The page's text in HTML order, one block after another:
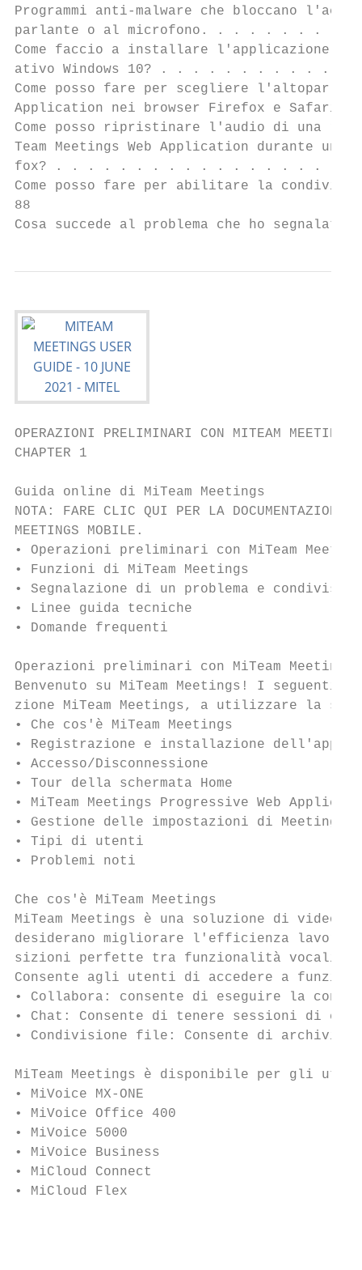
Programmi anti-malware che bloccano
parlante o al microfono. . . . . . .
Come faccio a installare l'applicazione
ativo Windows 10? . . . . . . . . . .
Come posso fare per scegliere l'altoparlante
Application nei browser Firefox e
Come posso ripristinare l'audio di una
Team Meetings Web Application durante
fox? . . . . . . . . . . . . . . . . . .
Come posso fare per abilitare la
88
Cosa succede al problema che ho
OPERAZIONI PRELIMINARI CON MITEAM MEETINGS
CHAPTER 1
Guida online di MiTeam Meetings
NOTA: FARE CLIC QUI PER LA DOCUMENTAZIONE
MEETINGS MOBILE.
• Operazioni preliminari con MiTeam
• Funzioni di MiTeam Meetings
• Segnalazione di un problema e
• Linee guida tecniche
• Domande frequenti
Operazioni preliminari con MiTeam Meetings
Benvenuto su MiTeam Meetings! I
zione MiTeam Meetings, a utilizzare la
• Che cos'è MiTeam Meetings
• Registrazione e installazione
• Accesso/Disconnessione
• Tour della schermata Home
• MiTeam Meetings Progressive Web
• Gestione delle impostazioni di Meetings
• Tipi di utenti
• Problemi noti
Che cos'è MiTeam Meetings
MiTeam Meetings è una soluzione di
desiderano migliorare l'efficienza
sizioni perfette tra funzionalità vocali,
Consente agli utenti di accedere a
• Collabora: consente di eseguire la
• Chat: Consente di tenere sessioni di
• Condivisione file: Consente di
MiTeam Meetings è disponibile per gli
• MiVoice MX-ONE
• MiVoice Office 400
• MiVoice 5000
• MiVoice Business
• MiCloud Connect
• MiCloud Flex